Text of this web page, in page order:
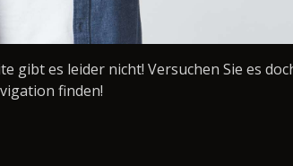
gibt es leider nicht! Versuchen Sie es
finden!